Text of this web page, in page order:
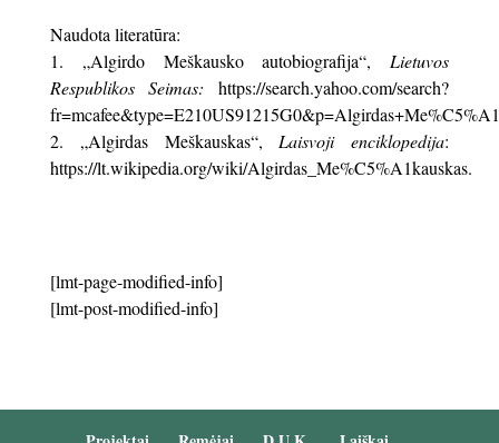
Naudota literatūra:
„Algirdo Meškausko autobiografija“, Lietuvos
Respublikos Seimas:https://search.yahoo.com/search?
„Algirdas Meškauskas“, Laisvoji enciklopedija:
https://lt.wikipedia.org/wiki/Algirdas_Me%C5%A1kauskas.
[lmt-page-modified-info]
[lmt-post-modified-info]